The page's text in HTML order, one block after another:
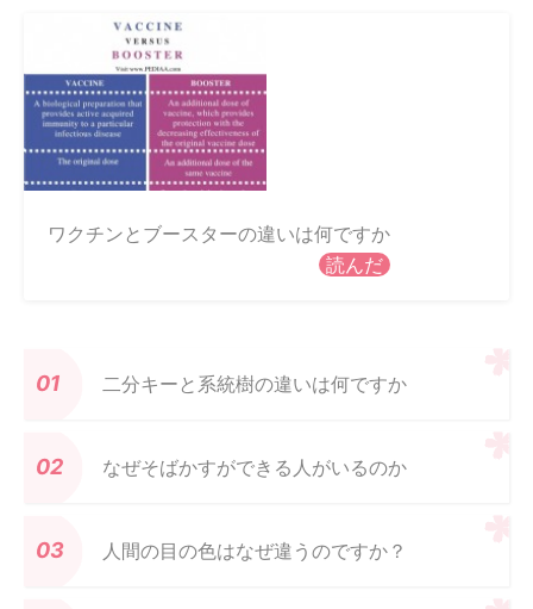
ワクチンとブースターの違いは何ですか
読んだ
二分キーと系統樹の違いは何ですか
なぜそばかすができる人がいるのか
人間の目の色はなぜ違うのですか？